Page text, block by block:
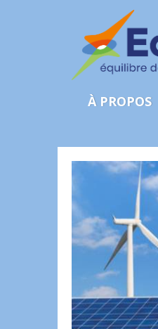
À PROPOS